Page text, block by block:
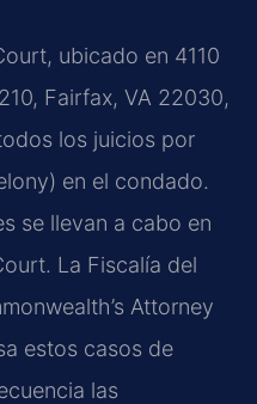
, ubicado en 4110
Fairfax, VA 22030,
los juicios por
) en el condado.
se llevan a cabo en
. La Fiscalía del
Attorney
estos casos de
las